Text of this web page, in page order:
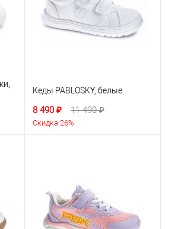
Кеды PABLOSKY, белые
8 490 ₽ 11 490 ₽
Скидка 26%